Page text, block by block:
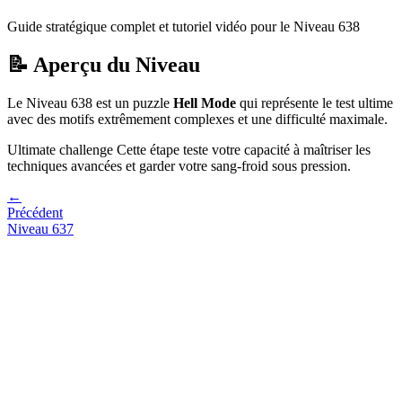
Guide stratégique complet et tutoriel vidéo pour le Niveau 638
📝 Aperçu du Niveau
Le Niveau 638 est un puzzle Hell Mode qui représente le test ultime
avec des motifs extrêmement complexes et une difficulté maximale.
Ultimate challenge Cette étape teste votre capacité à maîtriser les
techniques avancées et garder votre sang-froid sous pression.
←
Précédent
Niveau 637